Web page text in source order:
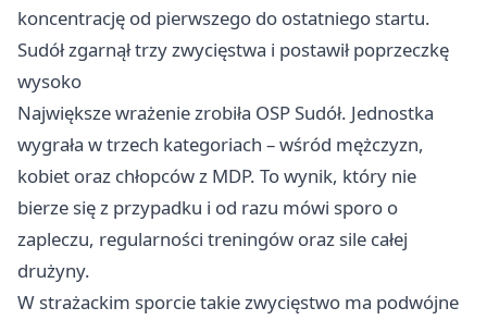
koncentrację od pierwszego do ostatniego startu.
Sudół zgarnął trzy zwycięstwa i postawił poprzeczkę
wysoko
Największe wrażenie zrobiła OSP Sudół. Jednostka
wygrała w trzech kategoriach – wśród mężczyzn,
kobiet oraz chłopców z MDP. To wynik, który nie
bierze się z przypadku i od razu mówi sporo o
zapleczu, regularności treningów oraz sile całej
drużyny.
W strażackim sporcie takie zwycięstwo ma podwójne